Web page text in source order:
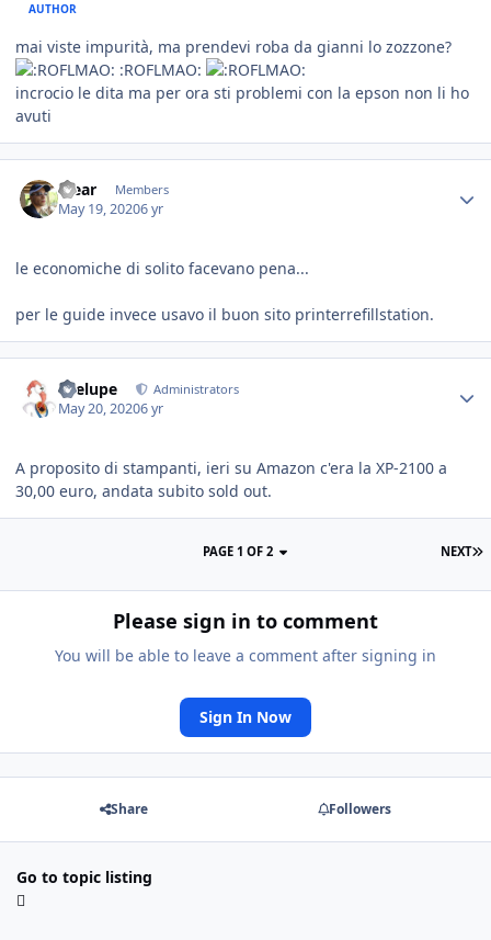
AUTHOR
mai viste impurità, ma prendevi roba da gianni lo zozzone?
:ROFLMAO:
incrocio le dita ma per ora sti problemi con la epson non li ho
avuti
Yjear Members
May 19, 20206 yr
le economiche di solito facevano pena...
per le guide invece usavo il buon sito printerrefillstation.
Toelupe Administrators
May 20, 20206 yr
A proposito di stampanti, ieri su Amazon c'era la XP-2100 a
30,00 euro, andata subito sold out.
NEXT
PAGE 1 OF 2
Please sign in to comment
You will be able to leave a comment after signing in
Sign In Now
Share Followers
Go to topic listing